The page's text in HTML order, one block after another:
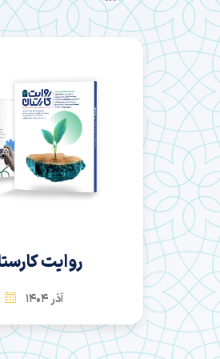
سها
بهمن 1404